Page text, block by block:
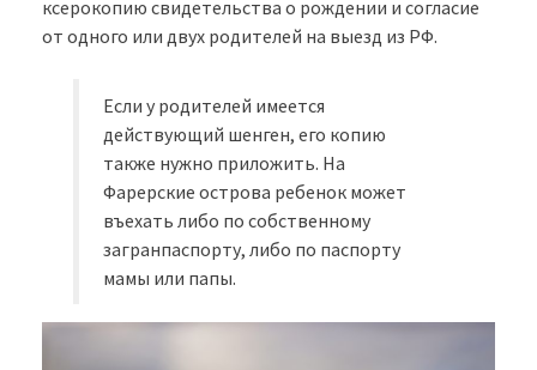
ксерокопию свидетельства о рождении и согласие
от одного или двух родителей на выезд из РФ.
Если у родителей имеется
действующий шенген, его копию
также нужно приложить. На
Фарерские острова ребенок может
въехать либо по собственному
загранпаспорту, либо по паспорту
мамы или папы.